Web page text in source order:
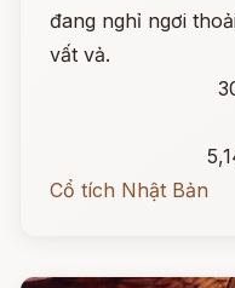
đang nghỉ ngơi
vất vả.
Cổ tích Nhật Bản